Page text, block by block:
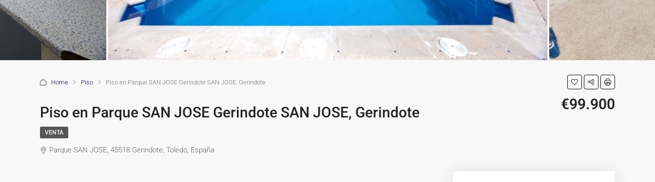
Home Piso Piso en Parque SAN JOSE Gerindote SAN JOSE, Gerindote
Piso en Parque SAN JOSE Gerindote SAN JOSE, Gerindote €99.900
VENTA
Parque SAN JOSE, 45518 Gerindote, Toledo, España